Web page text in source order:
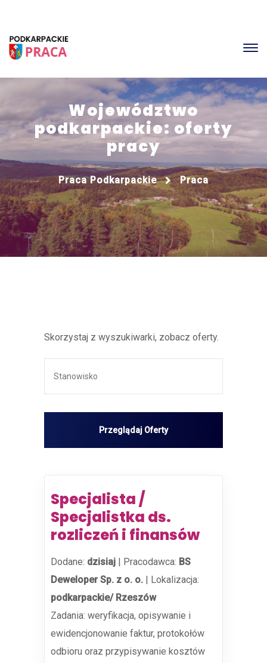
Województwo
podkarpackie: oferty
pracy
Praca Podkarpackie Praca
Skorzystaj z wyszukiwarki, zobacz oferty.
Specjalista /
Specjalistka ds.
rozliczeń i finansów
Dodane: dzisiaj | Pracodawca: BS
Deweloper Sp. z o. o. | Lokalizacja:
podkarpackie/ Rzeszów
Zadania: weryfikacja, opisywanie i
ewidencjonowanie faktur, protokołów
odbioru oraz przypisywanie kosztów